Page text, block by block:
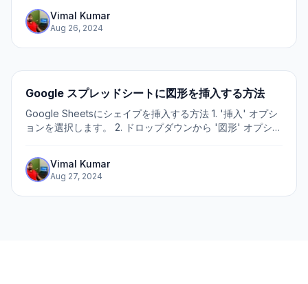
す。 3. その後、 'ヘッダーとフッター' の選択肢を見つけて
クリックします。 4. 次に、特定のヘッダーまたはフッター
の種類に対して適切なチェックボックスを選択します。 5.
Vimal Kumar
Aug 26, 2024
Google スプレッドシートに図形を挿入する方法
Google Sheetsにシェイプを挿入する方法 1. '挿入' オプシ
ョンを選択します。 2. ドロップダウンから '図形' オプショ
みます。 4. 希望の形状として '長方形' オプションを選択し
ます。 5. シート上で要素を配置する場所をクリックしま
す。 6.
Vimal Kumar
Aug 27, 2024